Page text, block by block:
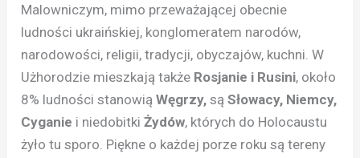
Malowniczym, mimo przeważającej obecnie
ludności ukraińskiej, konglomeratem narodów,
narodowości, religii, tradycji, obyczajów, kuchni. W
Użhorodzie mieszkają także Rosjanie i Rusini, około
8% ludności stanowiąWęgrzy,sąSłowacy, Niemcy,
Cyganie i niedobitkiŻydów, których do Holocaustu
żyło tu sporo. Piękne o każdej porze roku są tereny